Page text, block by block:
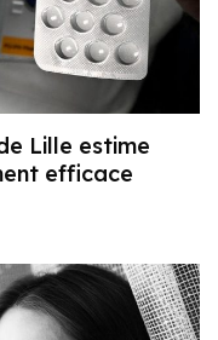
Lille estime
efficace